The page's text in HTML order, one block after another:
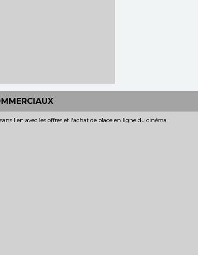
lien avec les offres et l'achat de place en ligne du cinéma.